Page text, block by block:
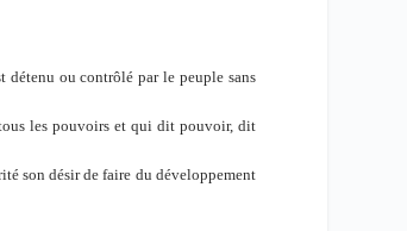
ou contrôlé par le peuple sans
les pouvoirs et qui dit pouvoir, dit
son désir de faire du développement